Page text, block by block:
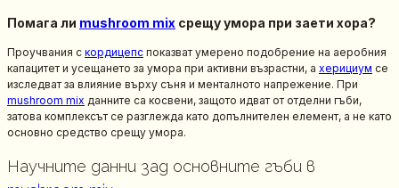
Помага ли mushroom mix срещу умора при заети хора?
Проучвания с кордицепс показват умерено подобрение на аеробния
капацитет и усещането за умора при активни възрастни, а херициум се
изследват за влияние върху съня и менталното напрежение. При
mushroom mix данните са косвени, защото идват от отделни гъби,
затова комплексът се разглежда като допълнителен елемент, а не като
основно средство срещу умора.
Научните данни зад основните гъби в